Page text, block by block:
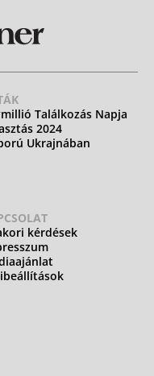
Találkozás Napja
2024
Ukrajnában
kérdések